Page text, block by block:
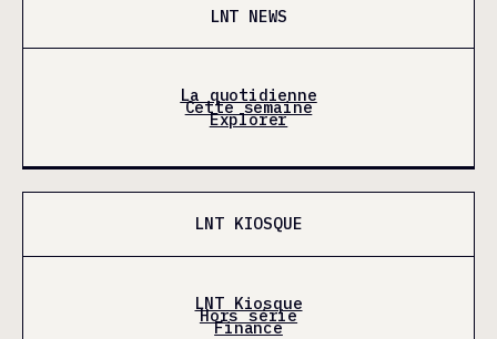
LNT NEWS
La quotidienne
Cette semaine
Explorer
LNT KIOSQUE
LNT Kiosque
Hors série
Finance